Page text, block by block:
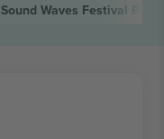
Sound Waves Festival